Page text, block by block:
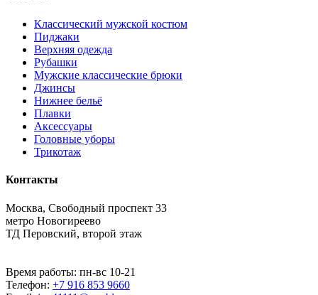
Классический мужской костюм
Пиджаки
Верхняя одежда
Рубашки
Мужские классические брюки
Джинсы
Нижнее бельё
Плавки
Аксессуары
Головные уборы
Трикотаж
Контакты
Москва, Свободный проспект 33
метро Новогиреево
ТД Перовский, второй этаж
Время работы: пн-вс 10-21
Телефон: +7 916 853 9660